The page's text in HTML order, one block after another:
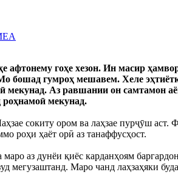
афтонему гоҳе хезон. Ин масир
бошад гумроҳ мешавем. Хеле
Аз равшании он самтамон
роҳнамоӣ мекунад.
сокиту ором ва лаҳзае пурҷӯш
роҳи ҳаёт орӣ аз танаффусҳост.
аз дунёи қиёс карданҳоям
мегузаштанд. Маро чанд лаҳзаҳяки